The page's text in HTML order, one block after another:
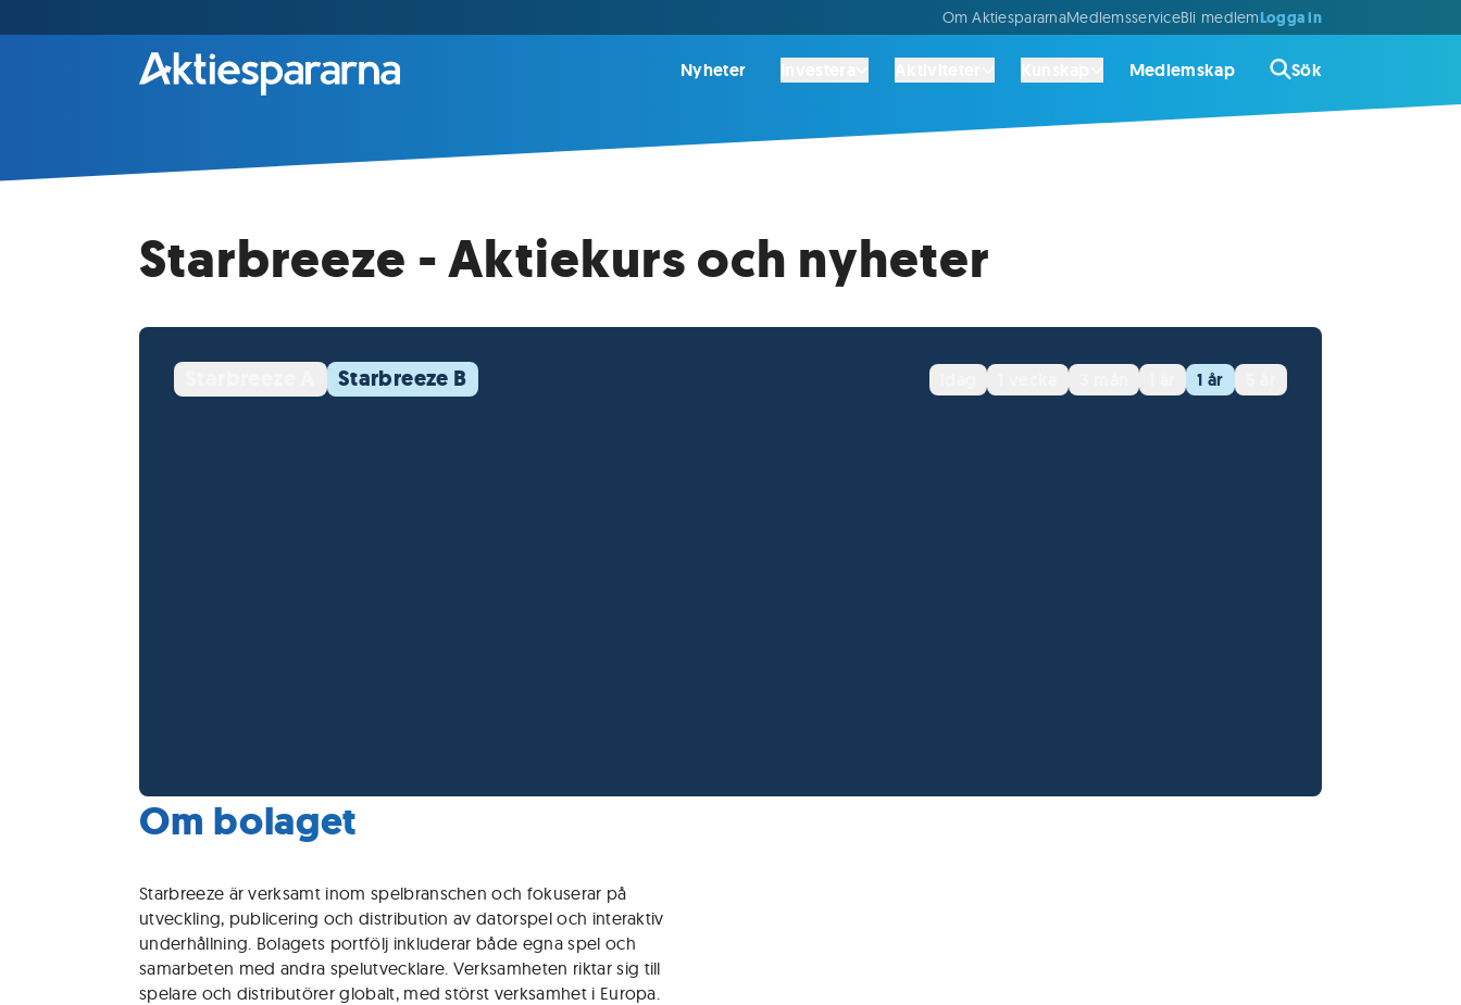
Om AktiespararnaMedlemsserviceBli medlemLogga in
Nyheter Medlemskap Sök
Starbreeze - Aktiekurs och nyheter
Starbreeze B 1 år
Om bolaget
Starbreeze är verksamt inom spelbranschen och fokuserar på
utveckling, publicering och distribution av datorspel och interaktiv
underhållning. Bolagets portfölj inkluderar både egna spel och
samarbeten med andra spelutvecklare. Verksamheten riktar sig till
spelare och distributörer globalt, med störst verksamhet i Europa.